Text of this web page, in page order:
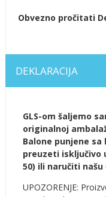
Obvezno pročitati
DEKLARACIJA
GLS-om šaljemo
originalnoj
Balone punjene
preuzeti isključivo
50) ili naručiti
UPOZORENJE: